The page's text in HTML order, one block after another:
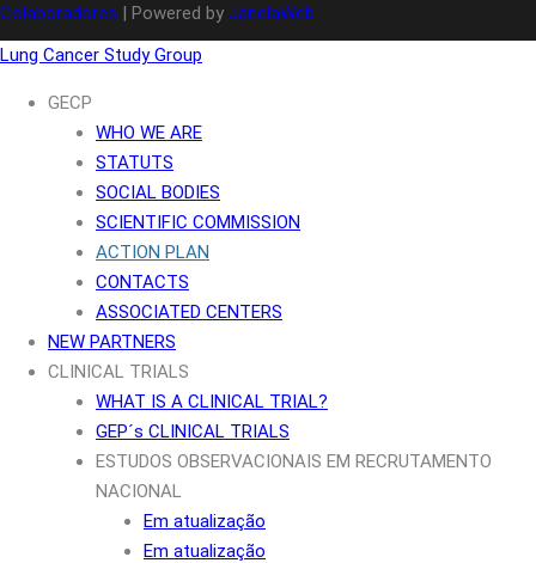
Colaboradores | Powered by JanelaWeb
Lung Cancer Study Group
GECP
WHO WE ARE
STATUTS
SOCIAL BODIES
SCIENTIFIC COMMISSION
ACTION PLAN
CONTACTS
ASSOCIATED CENTERS
NEW PARTNERS
CLINICAL TRIALS
WHAT IS A CLINICAL TRIAL?
GEP´s CLINICAL TRIALS
ESTUDOS OBSERVACIONAIS EM RECRUTAMENTO
NACIONAL
Em atualização
Em atualização